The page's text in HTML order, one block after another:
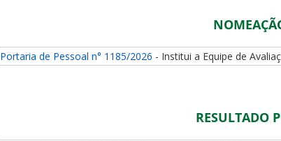
Portaria de Pessoal n° 1185/2026 - Institui a Equipe de
RESULTADO